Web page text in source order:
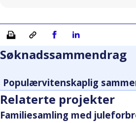
Skriv ut Kopiera länkDel på Facebook
Del på Linkedin
Søknadssammendrag
Populærvitenskaplig
Relaterte projekter
Familiesamling med